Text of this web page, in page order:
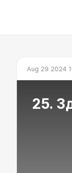
Aug 29 2024
25.